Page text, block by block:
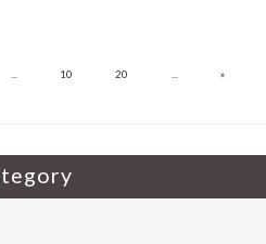
... 10 20 ... »